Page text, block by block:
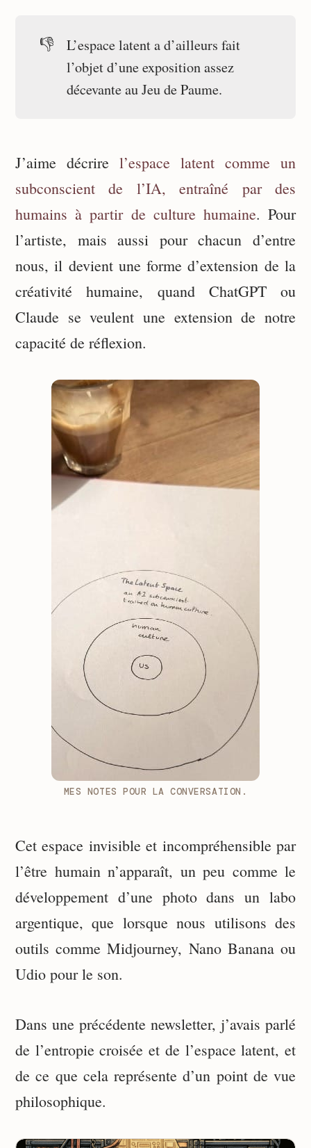
👎
L’espace latent a d’ailleurs fait
l’objet d’une exposition assez
décevante au Jeu de Paume.
J’aime décrire l’espace latent comme un
subconscient de l’IA, entraîné par des
humains à partir de culture humaine. Pour
l’artiste, mais aussi pour chacun d’entre
nous, il devient une forme d’extension de la
créativité humaine, quand ChatGPT ou
Claude se veulent une extension de notre
capacité de réflexion.
MES NOTES POUR LA CONVERSATION.
Cet espace invisible et incompréhensible par
l’être humain n’apparaît, un peu comme le
développement d’une photo dans un labo
argentique, que lorsque nous utilisons des
outils comme Midjourney, Nano Banana ou
Udio pour le son.
Dans une précédente newsletter, j’avais parlé
de l’entropie croisée et de l’espace latent, et
de ce que cela représente d’un point de vue
philosophique.